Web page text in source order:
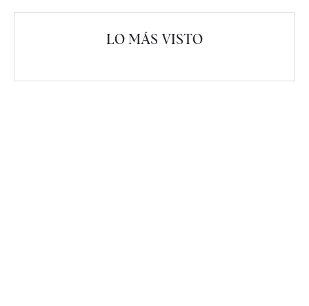
LO MÁS VISTO